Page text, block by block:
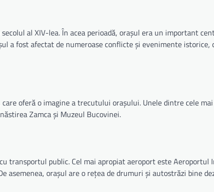
al XIV-lea. În acea perioadă, orașul era un important
a fost afectat de numeroase conflicte și evenimente istorice,
oferă o imagine a trecutului orașului. Unele dintre cele
Zamca și Muzeul Bucovinei.
transportul public. Cel mai apropiat aeroport este Aeroportul
asemenea, orașul are o rețea de drumuri și autostrăzi bine